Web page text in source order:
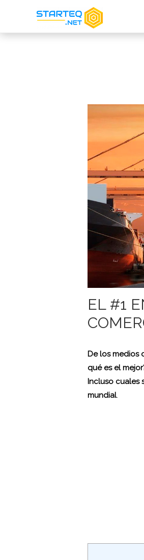
EL #1
De los medios
qué es el
Incluso cuales
mundial.